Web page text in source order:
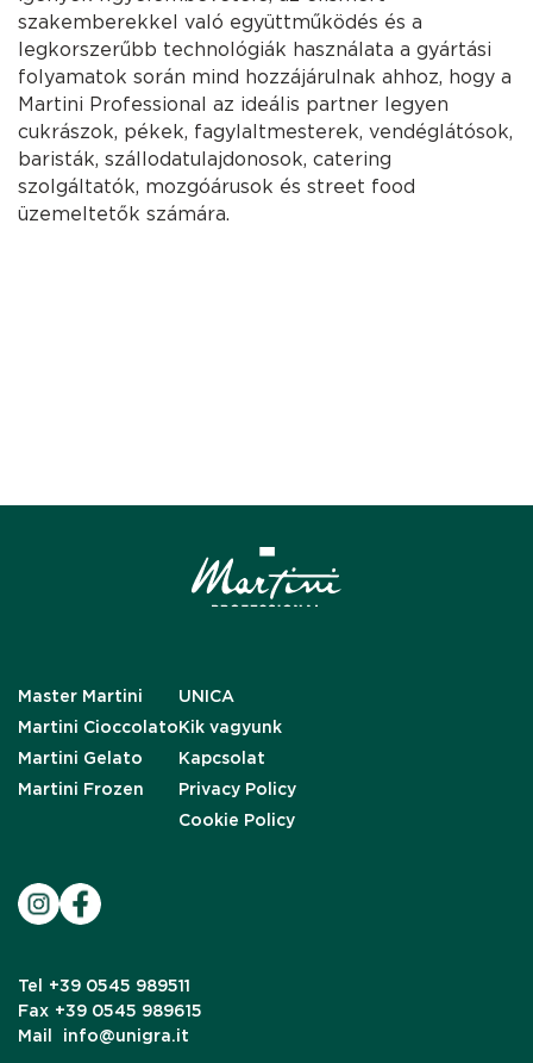
szakemberekkel való együttműködés és a
legkorszerűbb technológiák használata a gyártási
folyamatok során mind hozzájárulnak ahhoz, hogy a
Martini Professional az ideális partner legyen
cukrászok, pékek, fagylaltmesterek, vendéglátósok,
baristák, szállodatulajdonosok, catering
szolgáltatók, mozgóárusok és street food
üzemeltetők számára.
Master Martini
Martini Cioccolato
Martini Gelato
Martini Frozen
UNICA
Kik vagyunk
Kapcsolat
Privacy Policy
Cookie Policy
Tel
+39 0545 989511
Fax +39 0545 989615
Mail
info@unigra.it